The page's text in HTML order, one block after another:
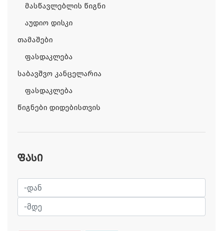
Მასწავლებლის Წიგნი
Აუდიო Დისკი
Თამაშები
Ფასდაკლება
Საბავშვო Კანცელარია
Ფასდაკლება
Წიგნები Დიდებისთვის
ფასი